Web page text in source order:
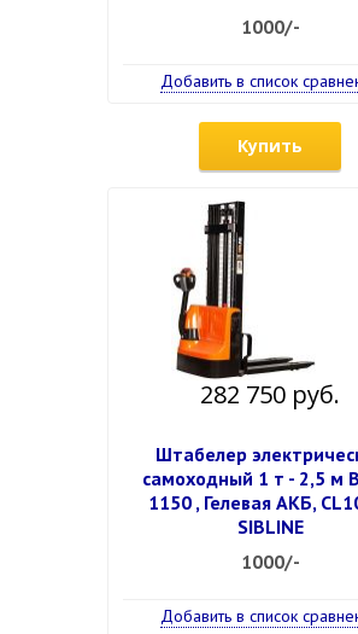
1000/-
Добавить в список
Купить
282 750 руб.
Штабелер
самоходный 1 т - 2,5 м
1150 , Гелевая АКБ,
SIBLINE
1000/-
Добавить в список